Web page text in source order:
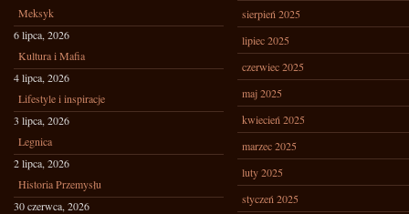
Meksyk
6 lipca, 2026
Kultura i Mafia
4 lipca, 2026
Lifestyle i inspiracje
3 lipca, 2026
Legnica
2 lipca, 2026
Historia Przemysłu
30 czerwca, 2026
sierpień 2025
lipiec 2025
czerwiec 2025
maj 2025
kwiecień 2025
marzec 2025
luty 2025
styczeń 2025